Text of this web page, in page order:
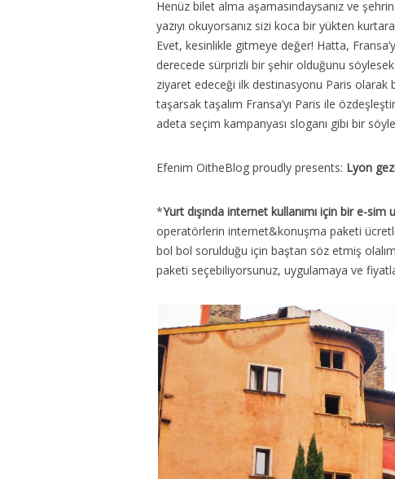
Henüz bilet alma aşamasındaysanız ve
yazıyı okuyorsanız sizi koca bir yükten
Evet, kesinlikle gitmeye değer! Hatta,
derecede sürprizli bir şehir olduğunu
ziyaret edeceği ilk destinasyonu Paris olarak
taşarsak taşalım Fransa’yı Paris ile
adeta seçim kampanyası sloganı gibi bir
Efenim OitheBlog proudly presents: Lyon
*Yurt dışında internet kullanımı için bir e-sim
operatörlerin internet&konuşma paketi
bol bol sorulduğu için baştan söz etmiş
paketi seçebiliyorsunuz, uygulamaya ve